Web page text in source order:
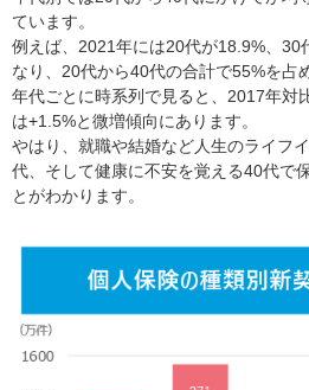
ています。
例えば、2021年には20代が18.9%、30
なり、20代から40代の合計で55%を占
年代ごとに時系列で見ると、2017年対
は+1.5%と微増傾向にあります。
やはり、就職や結婚など人生のライフ
代、そして健康に不安を覚える40代で
とがわかります。